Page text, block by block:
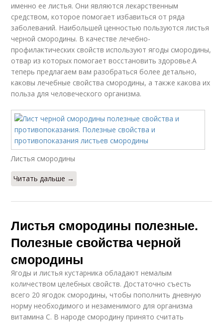
именно ее листья. Они являются лекарственным
средством, которое помогает избавиться от ряда
заболеваний. Наибольшей ценностью пользуются листья
черной смородины. В качестве лечебно-
профилактических свойств используют ягоды смородины,
отвар из которых помогает восстановить здоровье.А
теперь предлагаем вам разобраться более детально,
каковы лечебные свойства смородины, а также какова их
польза для человеческого организма.
Листья смородины
Читать дальше →
Листья смородины полезные.
Полезные свойства черной
смородины
Ягоды и листья кустарника обладают немалым
количеством целебных свойств. Достаточно съесть
всего 20 ягодок смородины, чтобы пополнить дневную
норму необходимого и незаменимого для организма
витамина С. В народе смородину принято считать